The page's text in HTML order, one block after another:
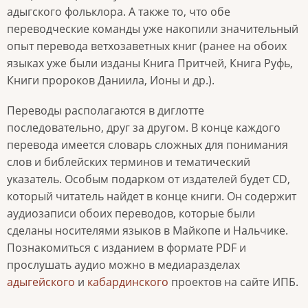
адыгского фольклора. А также то, что обе
переводческие команды уже накопили значительный
опыт перевода ветхозаветных книг (ранее на обоих
языках уже были изданы Книга Притчей, Книга Руфь,
Книги пророков Даниила, Ионы и др.).
Переводы располагаются в диглотте
последовательно, друг за другом. В конце каждого
перевода имеется словарь сложных для понимания
слов и библейских терминов и тематический
указатель. Особым подарком от издателей будет CD,
который читатель найдет в конце книги. Он содержит
аудиозаписи обоих переводов, которые были
сделаны носителями языков в Майкопе и Нальчике.
Познакомиться с изданием в формате PDF и
прослушать аудио можно в медиаразделах
адыгейского и кабардинского проектов на сайте ИПБ.